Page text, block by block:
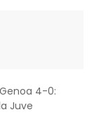
4-0:
Juve